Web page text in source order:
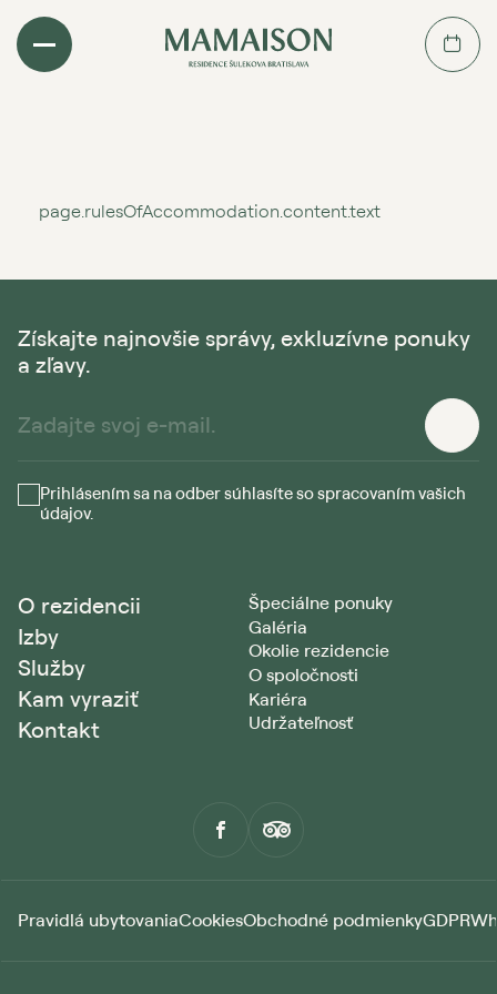
page.rulesOfAccommodation.content.text
O rezidencii
Izby
Služby
Kam vyraziť
Kontakt
Špeciálne ponuky
Galéria
Okolie rezidencie
O spoločnosti
Kariéra
Udržateľnosť
Získajte najnovšie správy, exkluzívne ponuky
a zľavy.
Prihlásením sa na odber súhlasíte so spracovaním vašich
údajov.
Pravidlá ubytovaniaCookiesObchodné podmienkyGDPR